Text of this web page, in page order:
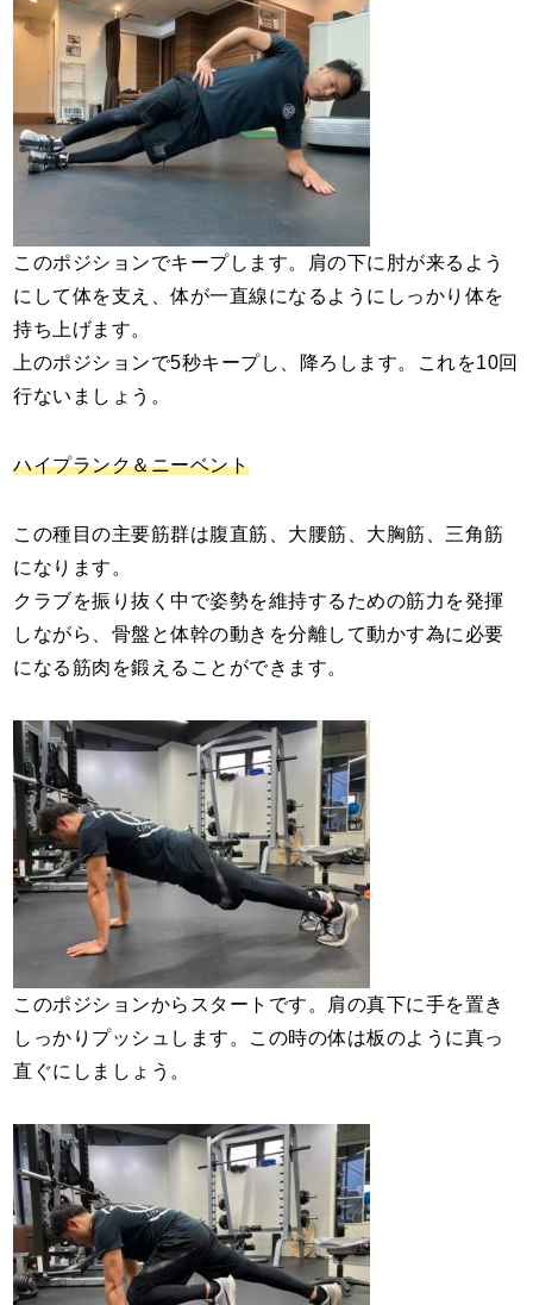
このポジションでキープします。肩の下に肘が来るよう
にして体を支え、体が一直線になるようにしっかり体を
持ち上げます。
上のポジションで5秒キープし、降ろします。これを10回
行ないましょう。
ハイプランク＆ニーベント
この種目の主要筋群は腹直筋、大腰筋、大胸筋、三角筋
になります。
クラブを振り抜く中で姿勢を維持するための筋力を発揮
しながら、骨盤と体幹の動きを分離して動かす為に必要
になる筋肉を鍛えることができます。
このポジションからスタートです。肩の真下に手を置き
しっかりプッシュします。この時の体は板のように真っ
直ぐにしましょう。